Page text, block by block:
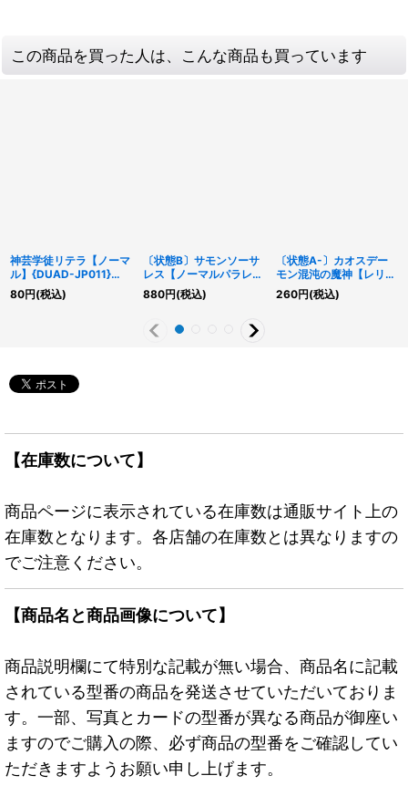
この商品を買った人は、こんな商品も買っています
神芸学徒リテラ【ノーマ
ル】{DUAD-JP011}
《モンスター》
80円(税込)
〔状態B〕サモンソーサ
レス【ノーマルパラレ
ル】{RB07-JP001}《リ
ンク》
880円(税込)
〔状態A-〕カオスデー
モン混沌の魔神【レリー
フ】{PHHY-JP039}
《シンクロ》
260円(税込)
【在庫数について】
商品ページに表示されている在庫数は通販サイト上の
在庫数となります。各店舗の在庫数とは異なりますの
でご注意ください。
【商品名と商品画像について】
商品説明欄にて特別な記載が無い場合、商品名に記載
されている型番の商品を発送させていただいておりま
す。一部、写真とカードの型番が異なる商品が御座い
ますのでご購入の際、必ず商品の型番をご確認してい
ただきますようお願い申し上げます。